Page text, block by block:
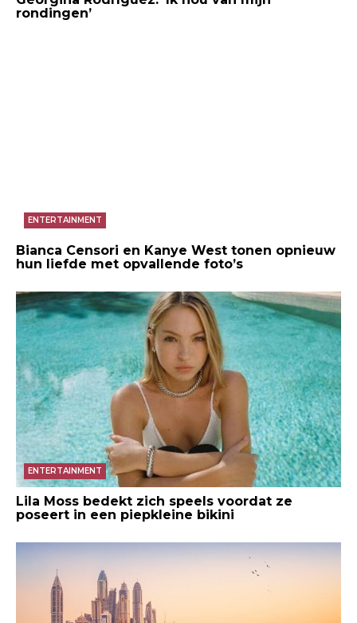
rondingen’
ENTERTAINMENT
Bianca Censori en Kanye West tonen opnieuw
hun liefde met opvallende foto’s
ENTERTAINMENT
Lila Moss bedekt zich speels voordat ze
poseert in een piepkleine bikini